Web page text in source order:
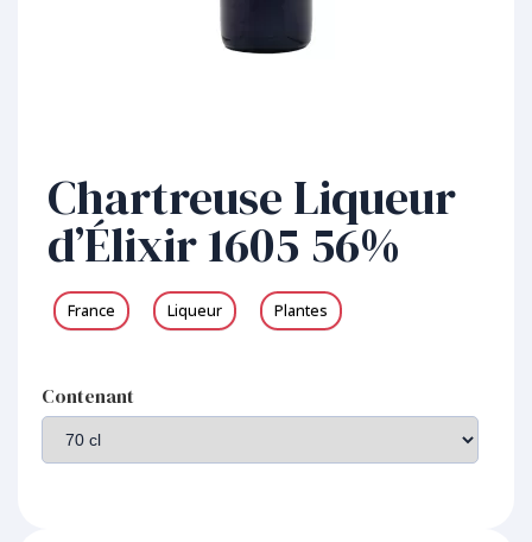
Chartreuse Liqueur
d’Élixir 1605 56%
France Liqueur Plantes
Contenant